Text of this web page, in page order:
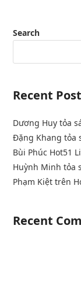
Search
Recent
Dương Huy tỏa
Đặng Khang tỏa
Bùi Phúc Hot51
Huỳnh Minh tỏa
Phạm Kiệt trên
Recent